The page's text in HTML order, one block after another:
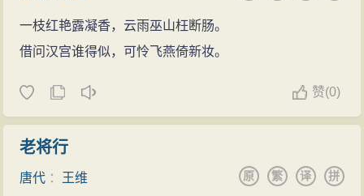
一枝红艳露凝香，云雨巫山枉断肠。
借问汉宫谁得似，可怜飞燕倚新妆。
赞(0)
老将行
唐代 ： 王维 拼
译
繁
原